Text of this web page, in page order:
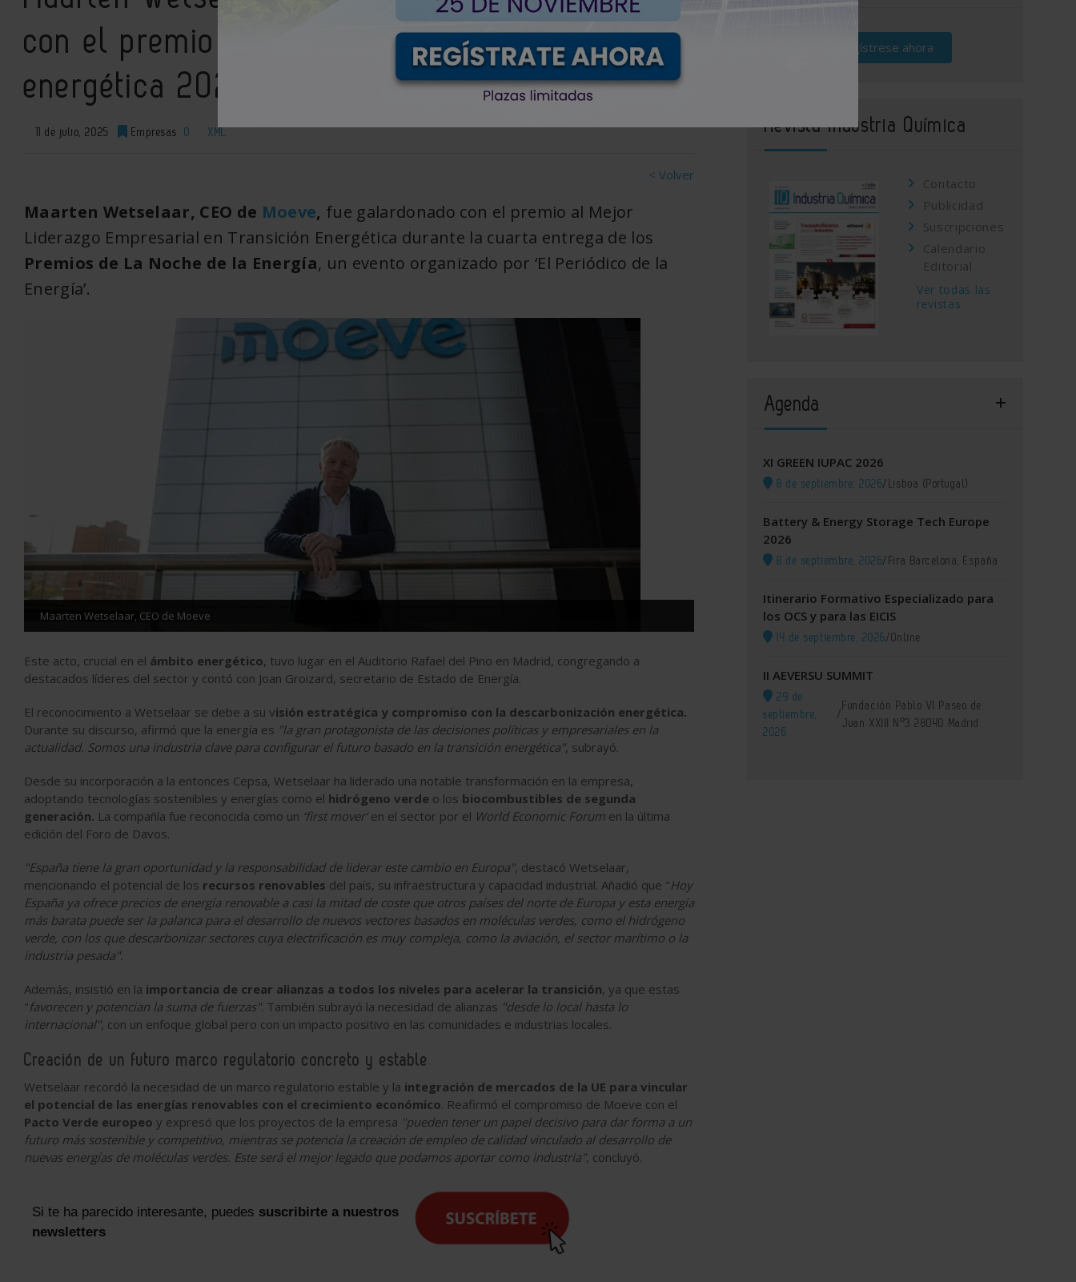
con el premio de liderazgo en transición
energética 2025
11 de julio, 2025 Empresas 0 XML
< Volver
Maarten Wetselaar, CEO de Moeve, fue galardonado con el premio al Mejor
Liderazgo Empresarial en Transición Energética durante la cuarta entrega de los
Premios de La Noche de la Energía, un evento organizado por ‘El Periódico de la
Energía’.
Maarten Wetselaar, CEO de Moeve
Este acto, crucial en el ámbito energético, tuvo lugar en el Auditorio Rafael del Pino en Madrid, congregando a
destacados líderes del sector y contó con Joan Groizard, secretario de Estado de Energía.
El reconocimiento a Wetselaar se debe a su visión estratégica y compromiso con la descarbonización energética.
Durante su discurso, afirmó que la energía es "la gran protagonista de las decisiones políticas y empresariales en la
actualidad. Somos una industria clave para configurar el futuro basado en la transición energética", subrayó.
Desde su incorporación a la entonces Cepsa, Wetselaar ha liderado una notable transformación en la empresa,
adoptando tecnologías sostenibles y energías como el hidrógeno verde o los biocombustibles de segunda
generación. La compañía fue reconocida como un ‘first mover’en el sector por el World Economic Forum en la última
edición del Foro de Davos.
"España tiene la gran oportunidad y la responsabilidad de liderar este cambio en Europa", destacó Wetselaar,
mencionando el potencial de los recursos renovables del país, su infraestructura y capacidad industrial. Añadió que "Hoy
España ya ofrece precios de energía renovable a casi la mitad de coste que otros países del norte de Europa y esta energía
más barata puede ser la palanca para el desarrollo de nuevos vectores basados en moléculas verdes, como el hidrógeno
verde, con los que descarbonizar sectores cuya electrificación es muy compleja, como la aviación, el sector marítimo o la
industria pesada".
Además, insistió en la importancia de crear alianzas a todos los niveles para acelerar la transición, ya que estas
"favorecen y potencian la suma de fuerzas". También subrayó la necesidad de alianzas "desde lo local hasta lo
internacional", con un enfoque global pero con un impacto positivo en las comunidades e industrias locales.
Creación de un futuro marco regulatorio concreto y estable
Wetselaar recordó la necesidad de un marco regulatorio estable y la integración de mercados de la UE para vincular
el potencial de las energías renovables con el crecimiento económico. Reafirmó el compromiso de Moeve con el
Pacto Verde europeo y expresó que los proyectos de la empresa "pueden tener un papel decisivo para dar forma a un
futuro más sostenible y competitivo, mientras se potencia la creación de empleo de calidad vinculado al desarrollo de
nuevas energías de moléculas verdes. Este será el mejor legado que podamos aportar como industria", concluyó.
Si te ha parecido interesante, puedes suscribirte a nuestros
newsletters
Regístrese ahora
Revista Industria Química
Contacto
Publicidad
Suscripciones
Calendario
Editorial
Ver todas las
revistas
Agenda
XI GREEN IUPAC 2026
8 de septiembre, 2026/Lisboa (Portugal)
Battery & Energy Storage Tech Europe
2026
8 de septiembre, 2026/Fira Barcelona, España
Itinerario Formativo Especializado para
los OCS y para las EICIS
14 de septiembre, 2026/Online
II AEVERSU SUMMIT
29 de
septiembre,
2026
/
Fundación Pablo VI Paseo de
Juan XXIII Nº3 28040 Madrid